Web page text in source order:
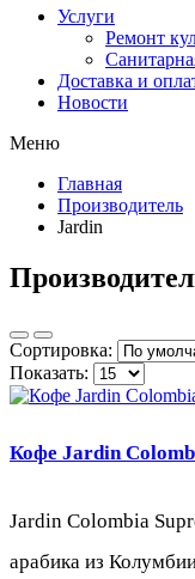
Услуги
Ремонт
Доставка и
Новости
Меню
Главная
Производитель
Jardin
Сортировка:
Показать:
Кофе Jardin
Jardin Colombia
арабика из